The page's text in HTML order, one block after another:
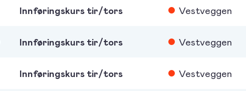
Innføringskurs tir/tors Vestveggen
Innføringskurs tir/tors Vestveggen
Innføringskurs tir/tors Vestveggen